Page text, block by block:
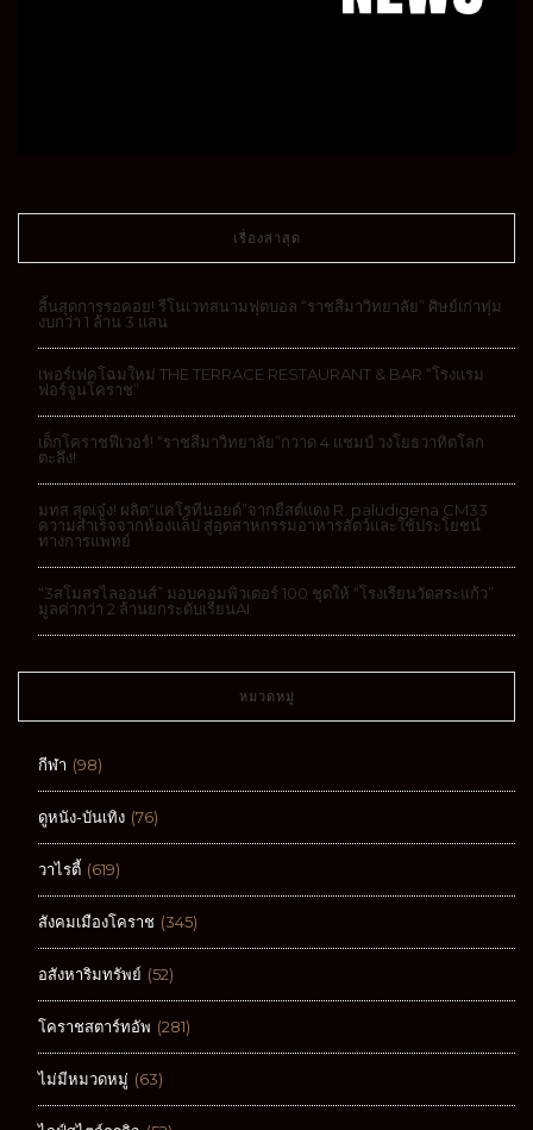
เรื่องล่าสุด
สิ้นสุดการรอคอย! รีโนเวทสนามฟุตบอล “ราชสีมาวิทยาลัย” ศิษย์เก่าทุ่ม
งบกว่า 1 ล้าน 3 แสน
เพอร์เฟคโฉมใหม่ THE TERRACE RESTAURANT & BAR “โรงแรม
ฟอร์จูนโคราช”
เด็กโคราชฟีเวอร์! “ราชสีมาวิทยาลัย”กวาด 4 แชมป์ วงโยธวาทิตโลก
ตะลึง!
มทส.สุดเจ๋ง! ผลิต“แคโรทีนอยด์”จากยีสต์แดง R. paludigena CM33
ความสำเร็จจากห้องแล็ป สู่อุตสาหกรรมอาหารสัตว์และใช้ประโยชน์
ทางการแพทย์
“3สโมสรไลออนส์” มอบคอมพิวเตอร์ 100 ชุดให้ “โรงเรียนวัดสระแก้ว”
มูลค่ากว่า 2 ล้านยกระดับเรียนAI
หมวดหมู่
กีฬา (98)
ดูหนัง-บันเทิง (76)
วาไรตี้ (619)
สังคมเมืองโคราช (345)
อสังหาริมทรัพย์ (52)
โคราชสตาร์ทอัพ (281)
ไม่มีหมวดหมู่ (63)